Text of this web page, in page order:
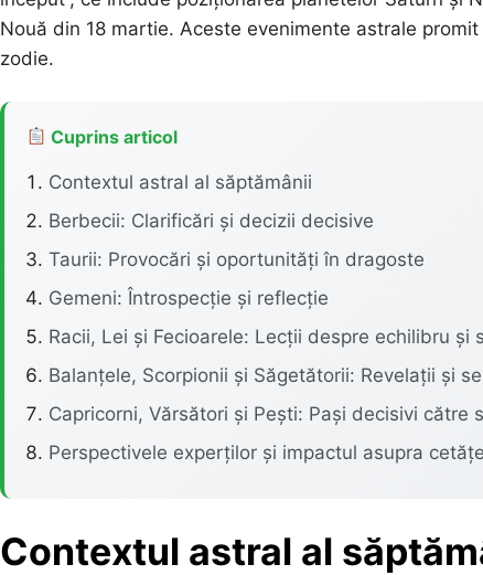
Nouă din 18 martie. Aceste evenimente astrale
zodie.
Cuprins articol
Contextul astral al săptămânii
Berbecii: Clarificări și decizii decisive
Taurii: Provocări și oportunități în dragoste
Gemeni: Întrospecție și reflecție
Racii, Lei și Fecioarele: Lecții despre echilibru și
Balanțele, Scorpionii și Săgetătorii: Revelații și
Capricorni, Vărsători și Pești: Pași decisivi către
Perspectivele experților și impactul asupra
Contextul astral al